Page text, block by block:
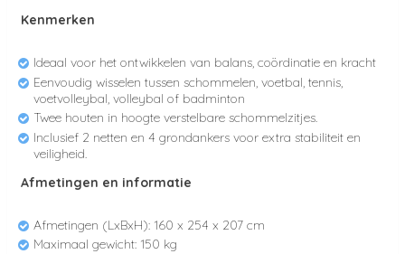
Kenmerken
Ideaal voor het ontwikkelen van balans, coördinatie en kracht
Eenvoudig wisselen tussen schommelen, voetbal, tennis,
voetvolleybal, volleybal of badminton
Twee houten in hoogte verstelbare schommelzitjes.
Inclusief 2 netten en 4 grondankers voor extra stabiliteit en
veiligheid.
Afmetingen en informatie
Afmetingen (LxBxH): 160 x 254 x 207 cm
Maximaal gewicht: 150 kg